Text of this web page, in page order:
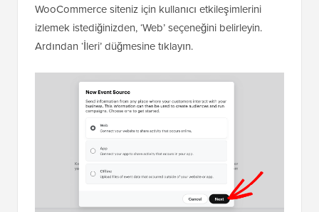
WooCommerce siteniz için kullanıcı etkileşimlerini
izlemek istediğinizden, ‘Web’ seçeneğini belirleyin.
Ardından ‘İleri’ düğmesine tıklayın.